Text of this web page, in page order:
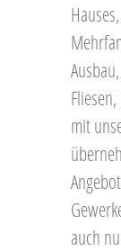
mit
auch